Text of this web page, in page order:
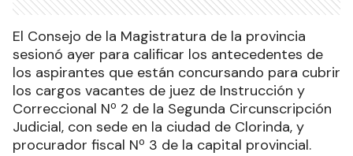
El Consejo de la Magistratura de la provincia
sesionó ayer para calificar los antecedentes de
los aspirantes que están concursando para cubrir
los cargos vacantes de juez de Instrucción y
Correccional Nº 2 de la Segunda Circunscripción
Judicial, con sede en la ciudad de Clorinda, y
procurador fiscal Nº 3 de la capital provincial.